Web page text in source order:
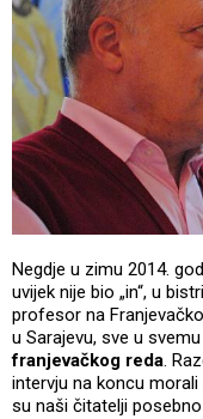
Negdje u zimu 2014.
uvijek nije bio „in“, u
profesor na
u Sarajevu, sve u svemu
franjevačkog reda.
intervju na koncu
su naši čitatelji